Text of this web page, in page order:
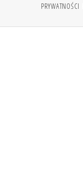
PRYWATNOŚCI